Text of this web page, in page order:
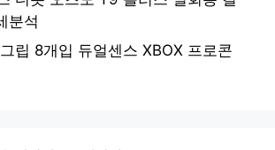
분석
립 8개입 듀얼센스 XBOX 프로콘